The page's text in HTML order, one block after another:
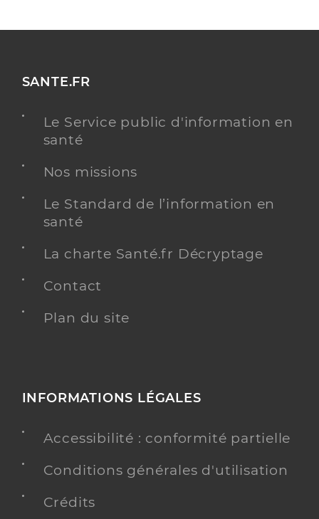
SANTE.FR
Le Service public d'information en
santé
Nos missions
Le Standard de l’information en
santé
La charte Santé.fr Décryptage
Contact
Plan du site
INFORMATIONS LÉGALES
Accessibilité : conformité partielle
Conditions générales d'utilisation
Crédits